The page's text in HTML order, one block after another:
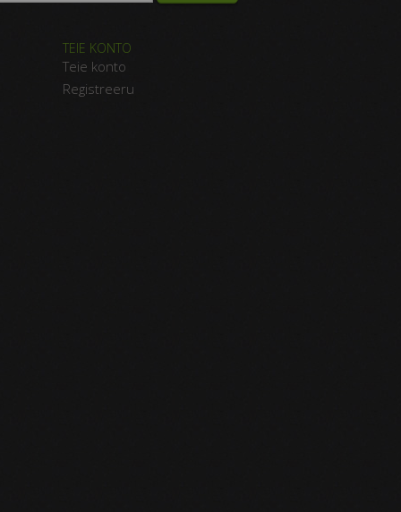
TEIE KONTO
Teie konto
Registreeru